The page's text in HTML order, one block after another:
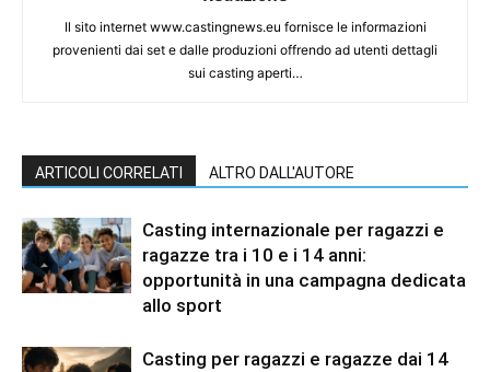
Il sito internet www.castingnews.eu fornisce le informazioni
provenienti dai set e dalle produzioni offrendo ad utenti dettagli
sui casting aperti…
ARTICOLI CORRELATI ALTRO DALL'AUTORE
Casting internazionale per ragazzi e
ragazze tra i 10 e i 14 anni:
opportunità in una campagna dedicata
allo sport
Casting per ragazzi e ragazze dai 14